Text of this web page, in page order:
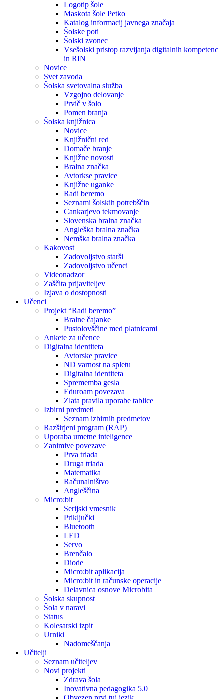
Logotip šole
Maskota šole Petko
Katalog informacij javnega značaja
Šolske poti
Šolski zvonec
Vsešolski pristop razvijanja digitalnih kompetenc
in RIN
Novice
Svet zavoda
Šolska svetovalna služba
Vzgojno delovanje
Prvič v šolo
Pomen branja
Šolska knjižnica
Novice
Knjižnični red
Domače branje
Knjižne novosti
Bralna značka
Avtorkse pravice
Knjižne uganke
Radi beremo
Seznami šolskih potrebščin
Cankarjevo tekmovanje
Slovenska bralna značka
Angleška bralna značka
Nemška bralna značka
Kakovost
Zadovoljstvo starši
Zadovoljstvo učenci
Videonadzor
Zaščita prijaviteljev
Izjava o dostopnosti
Učenci
Projekt “Radi beremo”
Bralne čajanke
Pustolovščine med platnicami
Ankete za učence
Digitalna identiteta
Avtorske pravice
ND varnost na spletu
Digitalna identiteta
Sprememba gesla
Eduroam povezava
Zlata pravila uporabe tablice
Izbirni predmeti
Seznam izbirnih predmetov
Razširjeni program (RAP)
Uporaba umetne inteligence
Zanimive povezave
Prva triada
Druga triada
Matematika
Računalništvo
Angleščina
Micro:bit
Serijski vmesnik
Priključki
Bluetooth
LED
Servo
Brenčalo
Diode
Micro:bit aplikacija
Micro:bit in računske operacije
Delavnica osnove Microbita
Šolska skupnost
Šola v naravi
Status
Kolesarski izpit
Urniki
Nadomeščanja
Učitelji
Seznam učiteljev
Novi projekti
Zdrava šola
Inovativna pedagogika 5.0